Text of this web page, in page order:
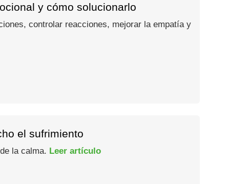
y cómo solucionarlo
controlar reacciones, mejorar la empatía y
el sufrimiento
la calma. Leer artículo